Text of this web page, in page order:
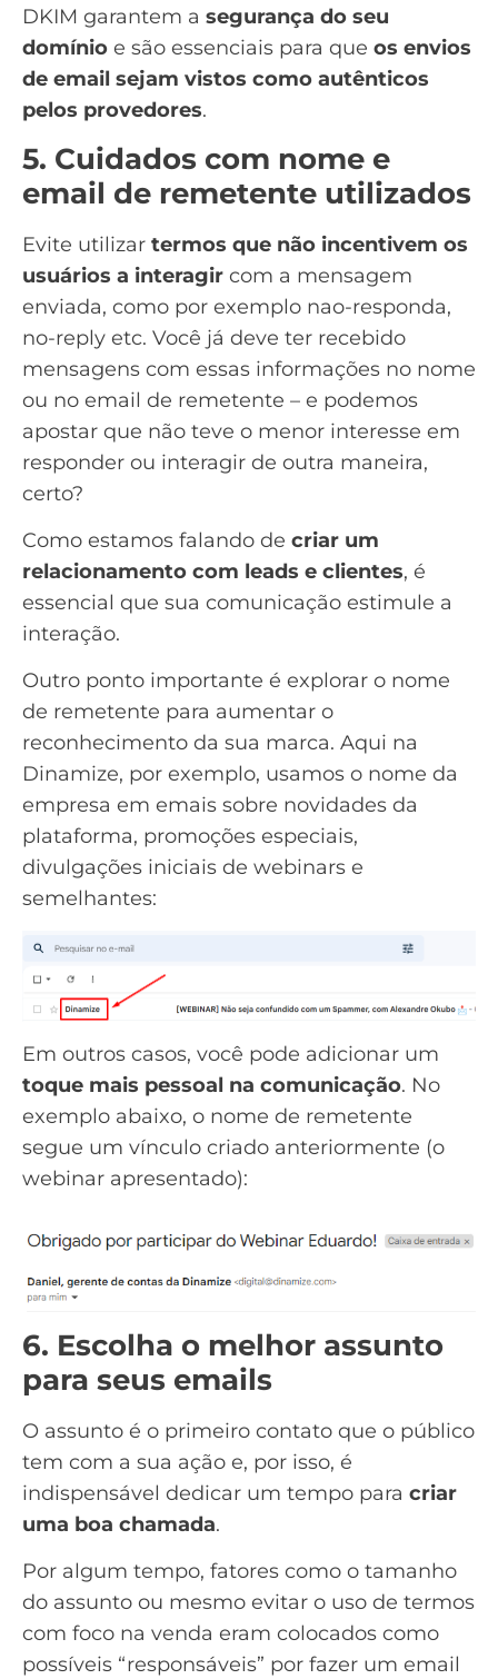
DKIM garantem a segurança do seu
domínio e são essenciais para que os envios
de email sejam vistos como autênticos
pelos provedores.
5. Cuidados com nome e
email de remetente utilizados
Evite utilizar termos que não incentivem os
usuários a interagir com a mensagem
enviada, como por exemplo nao-responda,
no-reply etc. Você já deve ter recebido
mensagens com essas informações no nome
ou no email de remetente – e podemos
apostar que não teve o menor interesse em
responder ou interagir de outra maneira,
certo?
Como estamos falando de criar um
relacionamento com leads e clientes, é
essencial que sua comunicação estimule a
interação.
Outro ponto importante é explorar o nome
de remetente para aumentar o
reconhecimento da sua marca. Aqui na
Dinamize, por exemplo, usamos o nome da
empresa em emais sobre novidades da
plataforma, promoções especiais,
divulgações iniciais de webinars e
semelhantes:
Em outros casos, você pode adicionar um
toque mais pessoal na comunicação. No
exemplo abaixo, o nome de remetente
segue um vínculo criado anteriormente (o
webinar apresentado):
6. Escolha o melhor assunto
para seus emails
O assunto é o primeiro contato que o público
tem com a sua ação e, por isso, é
indispensável dedicar um tempo para criar
uma boa chamada.
Por algum tempo, fatores como o tamanho
do assunto ou mesmo evitar o uso de termos
com foco na venda eram colocados como
possíveis “responsáveis” por fazer um email